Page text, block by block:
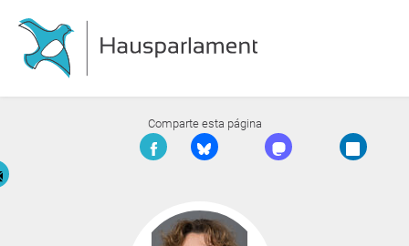
Comparte esta página